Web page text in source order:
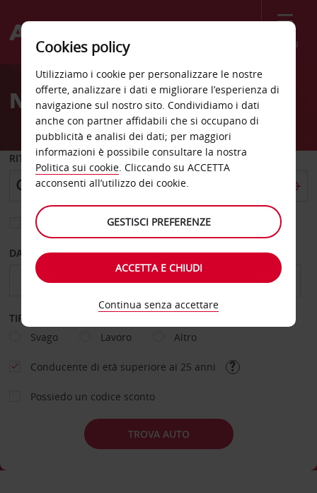
Menù
Welcome
AvisNoleggio auto Ragusa
RITIRO DA
Scegli una località di riconsegna diversa
DAL GIORNO AL GIORNO
TIPOLOGIA DI NOLEGGIO
Svago
Lavoro Altro
Conducente di età superiore ai 25 anni
Possiedo un codice sconto
TROVA AUTO
Cookies policy
Utilizziamo i cookie per personalizzare le nostre
offerte, analizzare i dati e migliorare l’esperienza di
navigazione sul nostro sito. Condividiamo i dati
anche con partner affidabili che si occupano di
pubblicità e analisi dei dati; per maggiori
informazioni è possibile consultare la nostra
Politica sui cookie. Cliccando su ACCETTA
acconsenti all’utilizzo dei cookie.
GESTISCI PREFERENZE
ACCETTA E CHIUDI
Continua senza accettare